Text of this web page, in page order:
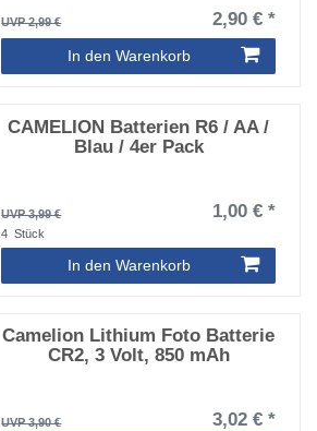
UVP 2,99 € 2,90 € *
In den Warenkorb
CAMELION Batterien R6 / AA /
Blau / 4er Pack
UVP 3,99 € 1,00 € *
4 Stück
In den Warenkorb
Camelion Lithium Foto Batterie
CR2, 3 Volt, 850 mAh
UVP 3,90 € 3,02 € *